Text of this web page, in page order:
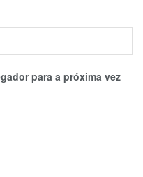
para a próxima vez